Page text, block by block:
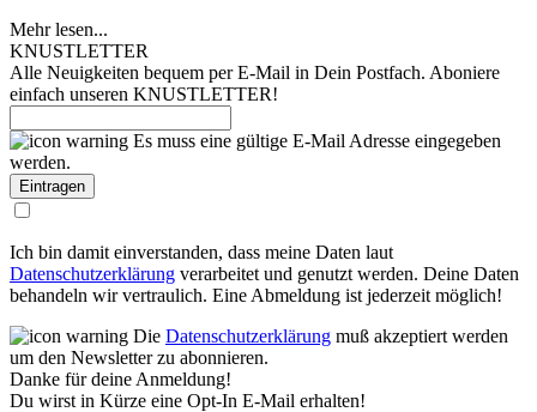
Mehr lesen...
KNUSTLETTER
Alle Neuigkeiten bequem per E-Mail in Dein Postfach. Aboniere
einfach unseren KNUSTLETTER!
Es muss eine gültige E-Mail Adresse eingegeben
werden.
Ich bin damit einverstanden, dass meine Daten laut
Datenschutzerklärung verarbeitet und genutzt werden. Deine Daten
behandeln wir vertraulich. Eine Abmeldung ist jederzeit möglich!
Die Datenschutzerklärung muß akzeptiert werden
um den Newsletter zu abonnieren.
Danke für deine Anmeldung!
Du wirst in Kürze eine Opt-In E-Mail erhalten!